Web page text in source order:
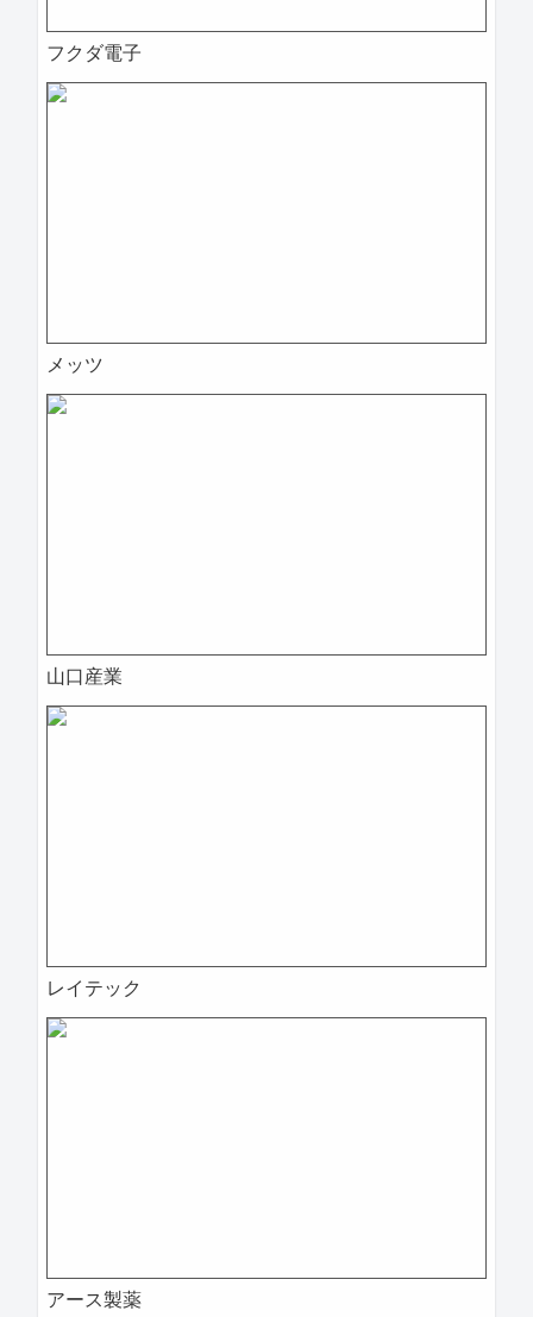
フクダ電子
メッツ
山口産業
レイテック
アース製薬